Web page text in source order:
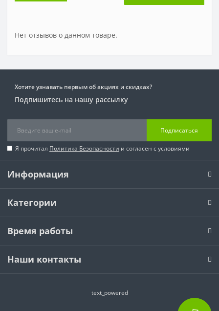
Нет отзывов о данном товаре.
Хотите узнавать первым об акциях и скидках?
Подпишитесь на нашу рассылку
Подписаться
Я прочитал Политика Безопасности и согласен с условиями
Информация
Категории
Время работы
Наши контакты
text_powered